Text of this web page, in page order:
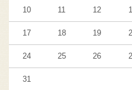
10 11 12
17 18 19
24 25 26
31